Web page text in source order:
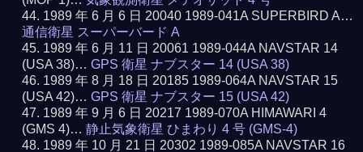
1989 年 6 月 6 日 20040 1989-041A SUPERBIRD A…
通信衛星 スーパーバード A
1989 年 6 月 11 日 20061 1989-044A NAVSTAR 14
(USA 38)…GPS 衛星 ナブスター 14 (USA 38)
1989 年 8 月 18 日 20185 1989-064A NAVSTAR 15
(USA 42)…GPS 衛星 ナブスター 15 (USA 42)
1989 年 9 月 6 日 20217 1989-070A HIMAWARI 4
(GMS 4)…静止気象衛星 ひまわり 4 号 (GMS-4)
1989 年 10 月 21 日 20302 1989-085A NAVSTAR 16